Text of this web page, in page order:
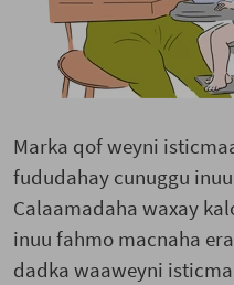
Marka qof weyni
fududahay cunuggu
Calaamadaha waxay
inuu fahmo macnaha
dadka waaweyni